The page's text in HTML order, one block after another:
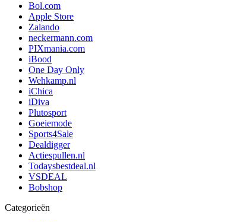
Bol.com
Apple Store
Zalando
neckermann.com
PIXmania.com
iBood
One Day Only
Wehkamp.nl
iChica
iDiva
Plutosport
Goeiemode
Sports4Sale
Dealdigger
Actiespullen.nl
Todaysbestdeal.nl
VSDEAL
Bobshop
Categorieën